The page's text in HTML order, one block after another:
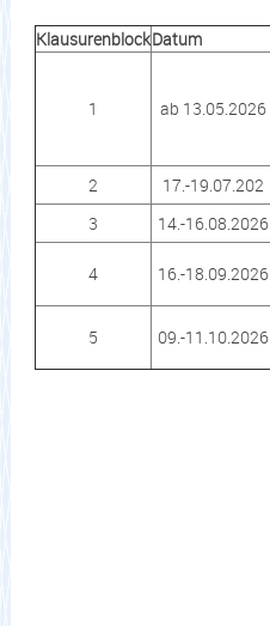
KlausurenblockDatum
1 ab 13.05.2026
2 17.-19.07.202
3
14.-16.08.2026
4 16.-18.09.2026
5 09.-11.10.2026